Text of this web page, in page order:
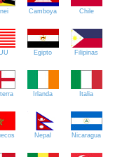
Camboya Chile
Egipto Filipinas
Irlanda Italia
Nepal Nicaragua